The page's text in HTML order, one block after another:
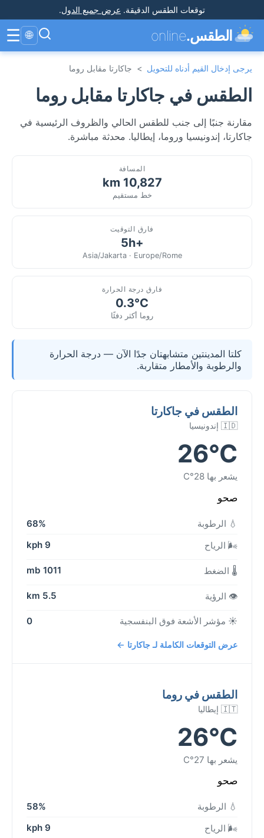
توقعات الطقس الدقيقة. عرض جميع الدول.
الطقس.online
🌐
☰
يرجى إدخال القيم أدناه للتحويل > جاكارتا مقابل روما
الطقس في جاكارتا مقابل روما
مقارنة جنبًا إلى جنب للطقس الحالي والظروف الرئيسية في
جاكارتا، إندونيسيا وروما، إيطاليا. محدثة مباشرة.
المسافة
10,827 km
خط مستقيم
فارق التوقيت
+5h
Asia/Jakarta · Europe/Rome
فارق درجة الحرارة
0.3°C
روما أكثر دفئًا
كلتا المدينتين متشابهتان جدًا الآن — درجة الحرارة
والرطوبة والأمطار متقاربة.
الطقس في جاكارتا
🇮🇩 إندونيسيا
26°C
يشعر بها 28°C
صحو
💧 الرطوبة
68%
🌬️ الرياح
9 kph
🌡️ الضغط 1011 mb
👁️ الرؤية 5.5 km
☀️ مؤشر الأشعة فوق البنفسجية 0
عرض التوقعات الكاملة لـ جاكارتا ←
الطقس في روما
🇮🇹 إيطاليا
26°C
يشعر بها 27°C
صحو
💧 الرطوبة
58%
🌬️ الرياح
9 kph